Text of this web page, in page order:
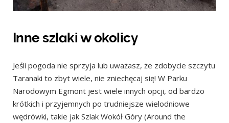
Inne szlaki w okolicy
Jeśli pogoda nie sprzyja lub uważasz, że zdobycie szczytu
Taranaki to zbyt wiele, nie zniechęcaj się! W Parku
Narodowym Egmont jest wiele innych opcji, od bardzo
krótkich i przyjemnych po trudniejsze wielodniowe
wędrówki, takie jak Szlak Wokół Góry (Around the